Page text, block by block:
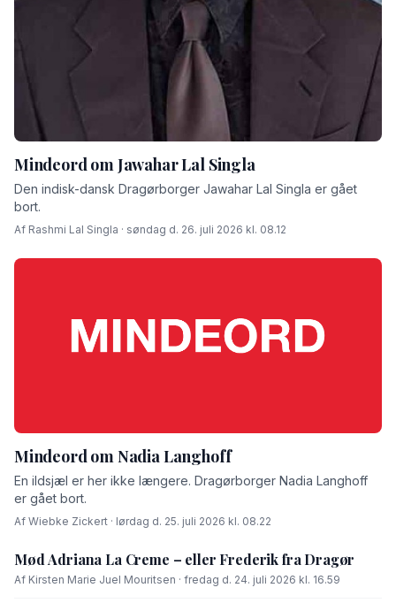
Mindeord om Jawahar Lal Singla
Den indisk-dansk Dragørborger Jawahar Lal Singla er gået
bort.
Af Rashmi Lal Singla · søndag d. 26. juli 2026 kl. 08.12
Mindeord om Nadia Langhoff
En ildsjæl er her ikke længere. Dragørborger Nadia Langhoff
er gået bort.
Af Wiebke Zickert · lørdag d. 25. juli 2026 kl. 08.22
Mød Adriana La Creme – eller Frederik fra Dragør
Af Kirsten Marie Juel Mouritsen · fredag d. 24. juli 2026 kl. 16.59